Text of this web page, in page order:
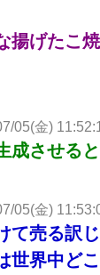
揚げたこ
05(金)
成させる
05(金)
て売る訳
世界中ど